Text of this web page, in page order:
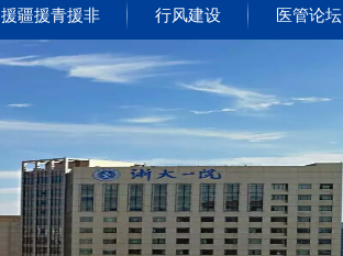
援疆援青援非 行风建设 医管论坛